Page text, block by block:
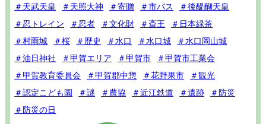
＃天武天皇
＃天照大神 ＃寄贈 ＃市バス
＃後醍醐天皇
＃忍トレイン
＃忍者 ＃文化財 ＃斎王
＃日本緑茶
＃村雨城
＃桜 ＃歴史 ＃水口 ＃水口城
＃水口岡山城
＃油日神社
＃甲賀エリア ＃甲賀市
＃甲賀市工業会
＃甲賀教育委員会
＃甲賀郡中惣 ＃花野果市
＃観光
＃認定こども園
＃謎 ＃農協 ＃近江鉄道 ＃遺跡
＃防災
＃防災の日